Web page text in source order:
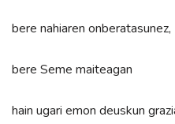
bere nahiaren onberatasunez,
bere Seme maiteagan
hain ugari emon deuskun